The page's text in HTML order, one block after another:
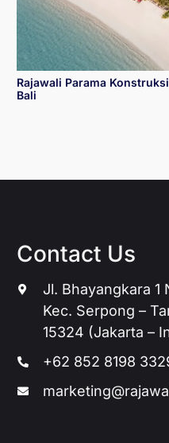
Rajawali Parama
Bali
Contact Us
Jl. Bhayangkara 1
Kec. Serpong –
15324 (Jakarta –
+62 852 8198